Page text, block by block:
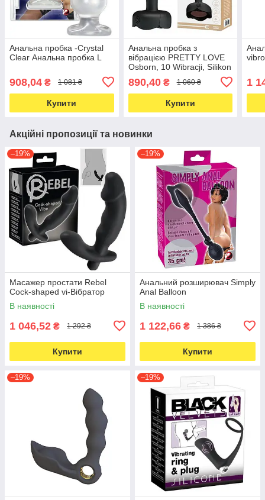
Анальна пробка -Crystal
Clear Анальна пробка L
908,04 ₴ 1 081 ₴
Купити
Анальна пробка з
вібрацією PRETTY LOVE
Osborn, 10 Wibracji, Silikon
890,40₴ 1 060 ₴
Купити
1
Акційні пропозиції та новинки
–19%
Масажер простати Rebel
Cock-shaped vi-Вібратор
В наявності
1 046,52 ₴ 1 292 ₴
Купити
–19%
Анальний розширювач Simply
Anal Balloon
В наявності
1 122,66 ₴ 1 386 ₴
Купити
–19% –19%